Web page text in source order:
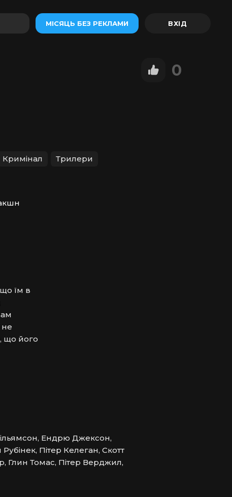
МІСЯЦЬ БЕЗ РЕКЛАМИ
0
Кримінал Трилери
їм в
не
що його
Ендрю Джексон,
Пітер Келеган, Скотт
Глин Томас, Пітер Верджил,